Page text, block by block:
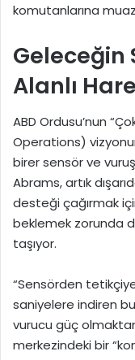
komutanlarına
Geleceğin
Alanlı
ABD Ordusu’nun
Operations)
birer sensör ve
Abrams, artık
desteği çağırmak
beklemek zorunda
taşıyor.
“Sensörden
saniyelere indiren
vurucu güç olmaktan
merkezindeki bir